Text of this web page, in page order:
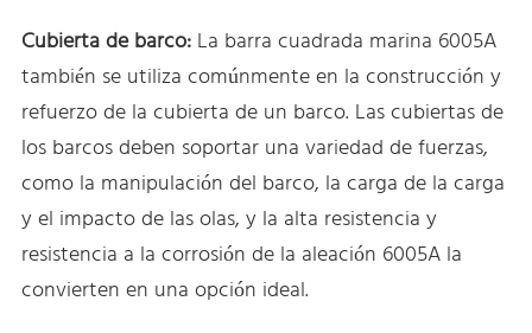
Cubierta de barco:La barra cuadrada marina 6005A
también se utiliza comúnmente en la construcción y
refuerzo de la cubierta de un barco. Las cubiertas de
los barcos deben soportar una variedad de fuerzas,
como la manipulación del barco, la carga de la carga
y el impacto de las olas, y la alta resistencia y
resistencia a la corrosión de la aleación 6005A la
convierten en una opción ideal.